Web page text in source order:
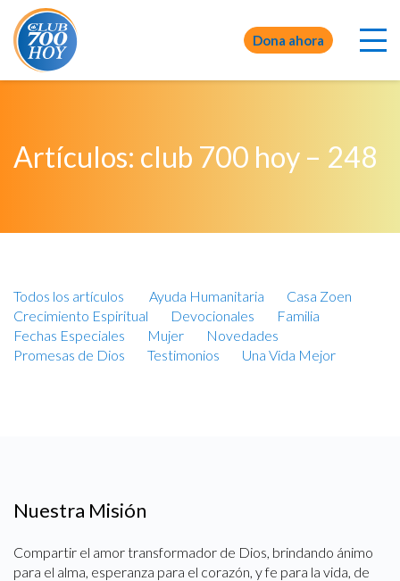
Dona ahora
Artículos: club 700 hoy – 248
Todos los artículos Ayuda Humanitaria
Casa Zoen
Crecimiento Espiritual
Devocionales
Familia
Fechas Especiales
Mujer
Novedades
Promesas de Dios
Testimonios Una Vida Mejor
Nuestra Misión
Compartir el amor transformador de Dios, brindando ánimo
para el alma, esperanza para el corazón, y fe para la vida, de